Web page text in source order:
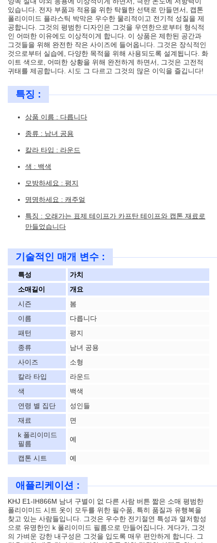
있습니다. 전자 부품과 적용을 위한 탁월한 선택로 만들면서, 캡톤
폴리이미드 플라스틱 박막은 우수한 물리적이고 전기적 성질을 제
공합니다. 그것의 평범한 디자인은 그것을 우연한으로부터 형식적
인 어떠한 이유에도 이상적이게 합니다. 이 상품은 제한된 공간과
그것들을 위해 완전한 작은 사이즈에 들어옵니다. 그것은 장식적인
것으로부터 실습에, 다양한 목적을 위해 사용되도록 설계됩니다. 화
이트 색으로, 어떠한 상황을 위해 완전하게 하면서, 그것은 고전적
귀태를 제공합니다. 시도 그 다르고 그것의 많은 이익을 즐깁니다!
특징 :
상품 이름 : 다릅니다
종류 : 남녀 공용
칼라 타입 : 라운드
색 : 백색
모방하세요 : 평지
명명하세요 : 캐주얼
특징 : 오래가는 표제 테이프가 카프탄 테이프와 캡톤 재료로
만들었습니다
기술적인 매개 변수 :
특성
가치
소매길이
개요
시즌
봄
이름
다릅니다
패턴
평지
종류
남녀 공용
사이즈
소형
칼라 타입
라운드
색
백색
연령 별 집단
성인들
재료
면
k 폴리이미드
필름
예
캡톤 시트 예
애플리케이션 :
KHJ E1-IH866M 남녀 구별이 없 다른 사람 버튼 짧은 소매 평범한
폴리이미드 시트 옷이 모두를 위한 필수품, 특히 품질과 유행복을
찾고 있는 사람들입니다. 그것은 우수한 전기절연 특성과 열저항성
으로 유명한인 k 폴리이미드 필름으로 만들어집니다. 게다가, 그것
의 가벼운 강한 내구성은 그것을 입도록 매우 편안하게 합니다. 그